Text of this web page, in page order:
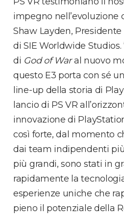
impegno nell’evoluzione
Shaw Layden,
di SIE Worldwide
di God of Waral nuovo
questo E3 porta con sé
line-up della storia di
lancio di PS VR
innovazione di
così forte, dal momento
dai team indipendenti
più grandi, sono stati in
rapidamente la
esperienze uniche che
pieno il potenziale della